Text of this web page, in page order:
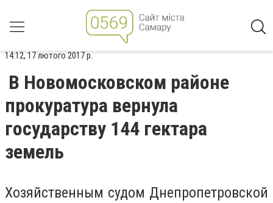
14:12, 17 лютого 2017 р.
В Новомосковском районе
прокуратура вернула
государству 144 гектара
земель
Хозяйственным судом Днепропетровской